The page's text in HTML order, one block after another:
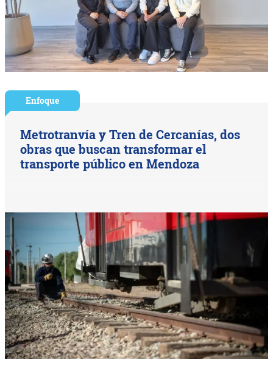
Enfoque
Metrotranvía y Tren de Cercanías, dos
obras que buscan transformar el
transporte público en Mendoza